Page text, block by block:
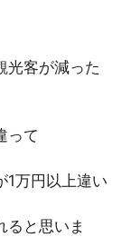
光客が減った
って
1万円以上違い
ると思いま